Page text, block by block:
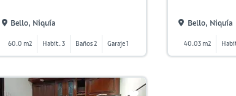
Bello, Niquía
60.0 m2 Habit. 3 Baños 2 Garaje 1
Bello, Niquía
40.03 m2